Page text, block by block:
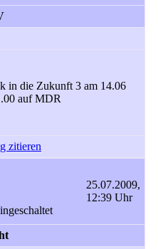
in die Zukunft 3 am 14.06
auf MDR
zitieren
25.07.2009,
12:39 Uhr